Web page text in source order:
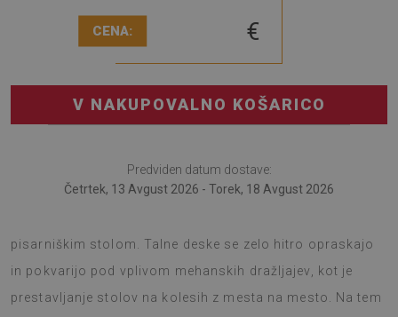
CENA: €
V NAKUPOVALNO KOŠARICO
Predviden datum dostave:
Četrtek, 13 Avgust 2026 - Torek, 18 Avgust 2026
pisarniškim stolom. Talne deske se zelo hitro opraskajo
in pokvarijo pod vplivom mehanskih dražljajev, kot je
prestavljanje stolov na kolesih z mesta na mesto. Na tem